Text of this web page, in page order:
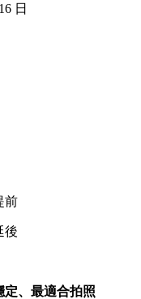
日
前
後
定、最適合拍照